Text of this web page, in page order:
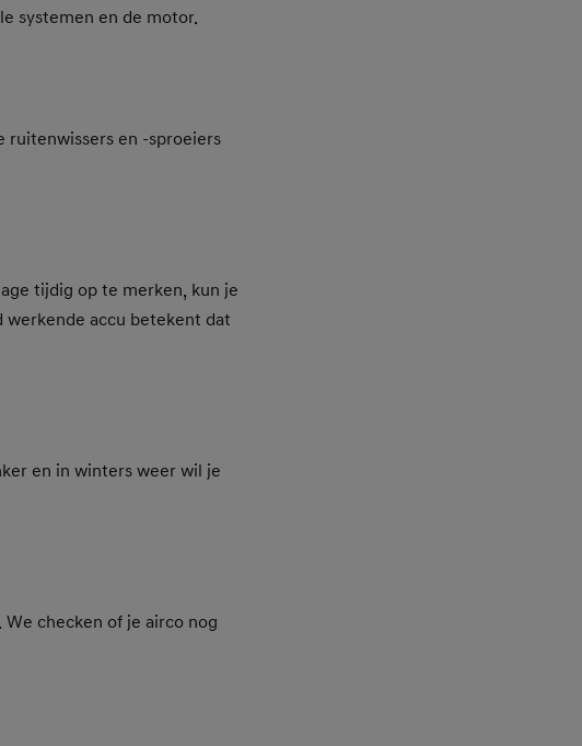
systemen en de motor.
ruitenwissers en -sproeiers
tijdig op te merken, kun je
werkende accu betekent dat
en in winters weer wil je
checken of je airco nog